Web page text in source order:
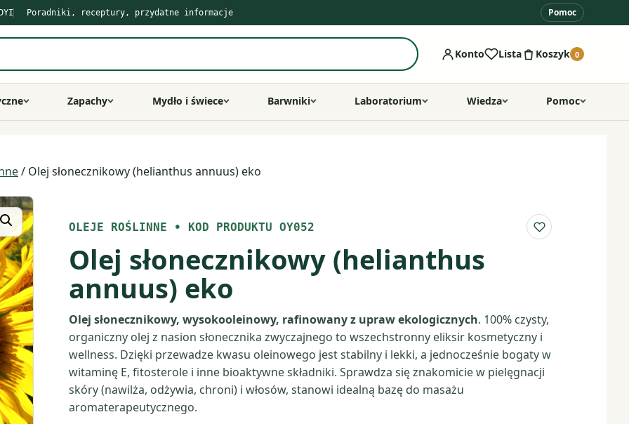
Poradniki, receptury, przydatne informacje Pomoc
Konto Lista Koszyk 0
Zapachy Mydło i świece Barwniki Laboratorium Wiedza Pomoc
/ Olej słonecznikowy (helianthus annuus) eko
OLEJE ROŚLINNE • KOD PRODUKTU OY052 Do listy
Olej słonecznikowy (helianthus
annuus) eko
Olej słonecznikowy, wysokooleinowy, rafinowany z upraw ekologicznych. 100% czysty,
organiczny olej z nasion słonecznika zwyczajnego to wszechstronny eliksir kosmetyczny i
wellness. Dzięki przewadze kwasu oleinowego jest stabilny i lekki, a jednocześnie bogaty w
witaminę E, fitosterole i inne bioaktywne składniki. Sprawdza się znakomicie w pielęgnacji
skóry (nawilża, odżywia, chroni) i włosów, stanowi idealną bazę do masażu
aromaterapeutycznego.